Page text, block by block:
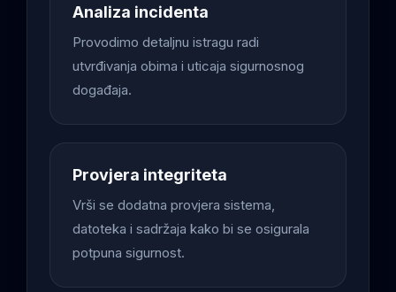
Analiza incidenta
Provodimo detaljnu istragu radi
utvrđivanja obima i uticaja sigurnosnog
događaja.
Provjera integriteta
Vrši se dodatna provjera sistema,
datoteka i sadržaja kako bi se osigurala
potpuna sigurnost.